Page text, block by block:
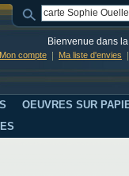
Bienvenue dans
Mon compte Ma liste d'envies
OEUVRES SUR